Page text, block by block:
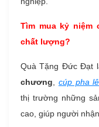
Tìm mua kỷ niệm
chất lượng?
Quà Tặng Đức Đạt
chương
cúp pha lê
thị trường những
cao, giúp người